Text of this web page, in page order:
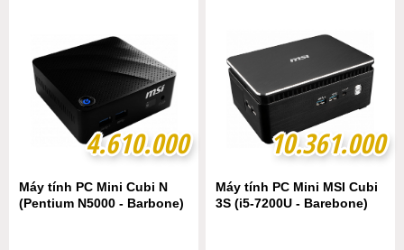
4.610.000
4.610.000
Máy tính PC Mini Cubi N
(Pentium N5000 - Barbone)
10.361.000
10.361.000
Máy tính PC Mini MSI Cubi
3S (i5-7200U - Barebone)